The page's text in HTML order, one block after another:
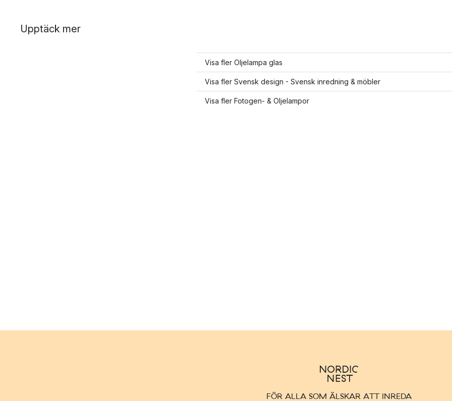
Upptäck mer
Visa fler Oljelampa glas
Visa fler Svensk design - Svensk inredning & möbler
Visa fler Fotogen- & Oljelampor
FÖR ALLA SOM ÄLSKAR ATT INREDA